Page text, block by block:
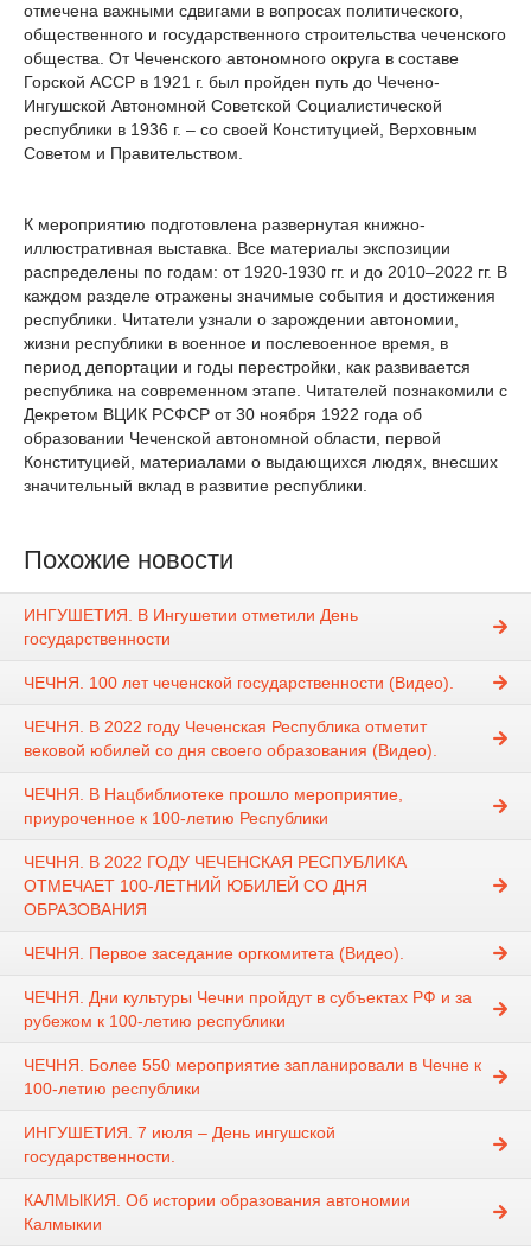
отмечена важными сдвигами в вопросах политического,
общественного и государственного строительства чеченского
общества. От Чеченского автономного округа в составе
Горской АССР в 1921 г. был пройден путь до Чечено-
Ингушской Автономной Советской Социалистической
республики в 1936 г. – со своей Конституцией, Верховным
Советом и Правительством.
К мероприятию подготовлена развернутая книжно-
иллюстративная выставка. Все материалы экспозиции
распределены по годам: от 1920-1930 гг. и до 2010–2022 гг. В
каждом разделе отражены значимые события и достижения
республики. Читатели узнали о зарождении автономии,
жизни республики в военное и послевоенное время, в
период депортации и годы перестройки, как развивается
республика на современном этапе. Читателей познакомили с
Декретом ВЦИК РСФСР от 30 ноября 1922 года об
образовании Чеченской автономной области, первой
Конституцией, материалами о выдающихся людях, внесших
значительный вклад в развитие республики.
Похожие новости
ИНГУШЕТИЯ. В Ингушетии отметили День
государственности
ЧЕЧНЯ. 100 лет чеченской государственности (Видео).
ЧЕЧНЯ. В 2022 году Чеченская Республика отметит
вековой юбилей со дня своего образования (Видео).
ЧЕЧНЯ. В Нацбиблиотеке прошло мероприятие,
приуроченное к 100-летию Республики
ЧЕЧНЯ. В 2022 ГОДУ ЧЕЧЕНСКАЯ РЕСПУБЛИКА
ОТМЕЧАЕТ 100-ЛЕТНИЙ ЮБИЛЕЙ СО ДНЯ
ОБРАЗОВАНИЯ
ЧЕЧНЯ. Первое заседание оргкомитета (Видео).
ЧЕЧНЯ. Дни культуры Чечни пройдут в субъектах РФ и за
рубежом к 100-летию республики
ЧЕЧНЯ. Более 550 мероприятие запланировали в Чечне к
100-летию республики
ИНГУШЕТИЯ. 7 июля – День ингушской
государственности.
КАЛМЫКИЯ. Об истории образования автономии
Калмыкии